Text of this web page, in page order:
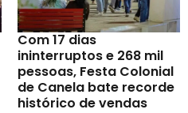
Com 17 dias
ininterruptos e 268 mil
pessoas, Festa Colonial
de Canela bate recorde
histórico de vendas